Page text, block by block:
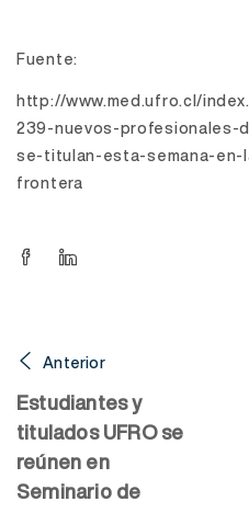
Fuente:
http://www.med.ufro.cl/
239-nuevos-profesionales-
se-titulan-esta-semana-en-
frontera
Anterior
Estudiantes y
titulados UFRO se
reúnen en
Seminario de